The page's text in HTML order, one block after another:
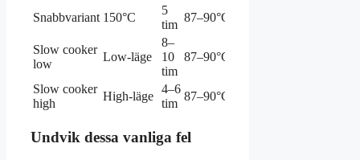
Snabbvariant 150°C
5
tim
87–90°C
Slow cooker
low
Low-läge
8–
10
tim
87–90°C
Slow cooker
high
High-läge
4–6
tim
87–90°C
Undvik dessa vanliga fel